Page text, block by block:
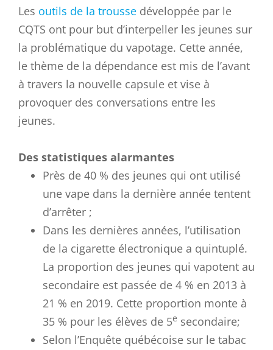
Les outils de la trousse développée par le
CQTS ont pour but d’interpeller les jeunes sur
la problématique du vapotage. Cette année,
le thème de la dépendance est mis de l’avant
à travers la nouvelle capsule et vise à
provoquer des conversations entre les
jeunes.
Des statistiques alarmantes
Près de 40 % des jeunes qui ont utilisé
une vape dans la dernière année tentent
d’arrêter ;
Dans les dernières années, l’utilisation
de la cigarette électronique a quintuplé.
La proportion des jeunes qui vapotent au
secondaire est passée de 4 % en 2013 à
21 % en 2019. Cette proportion monte à
35 % pour les élèves de 5e secondaire;
Selon l’Enquête québécoise sur le tabac